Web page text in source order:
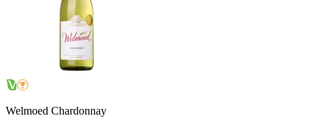
Welmoed Chardonnay